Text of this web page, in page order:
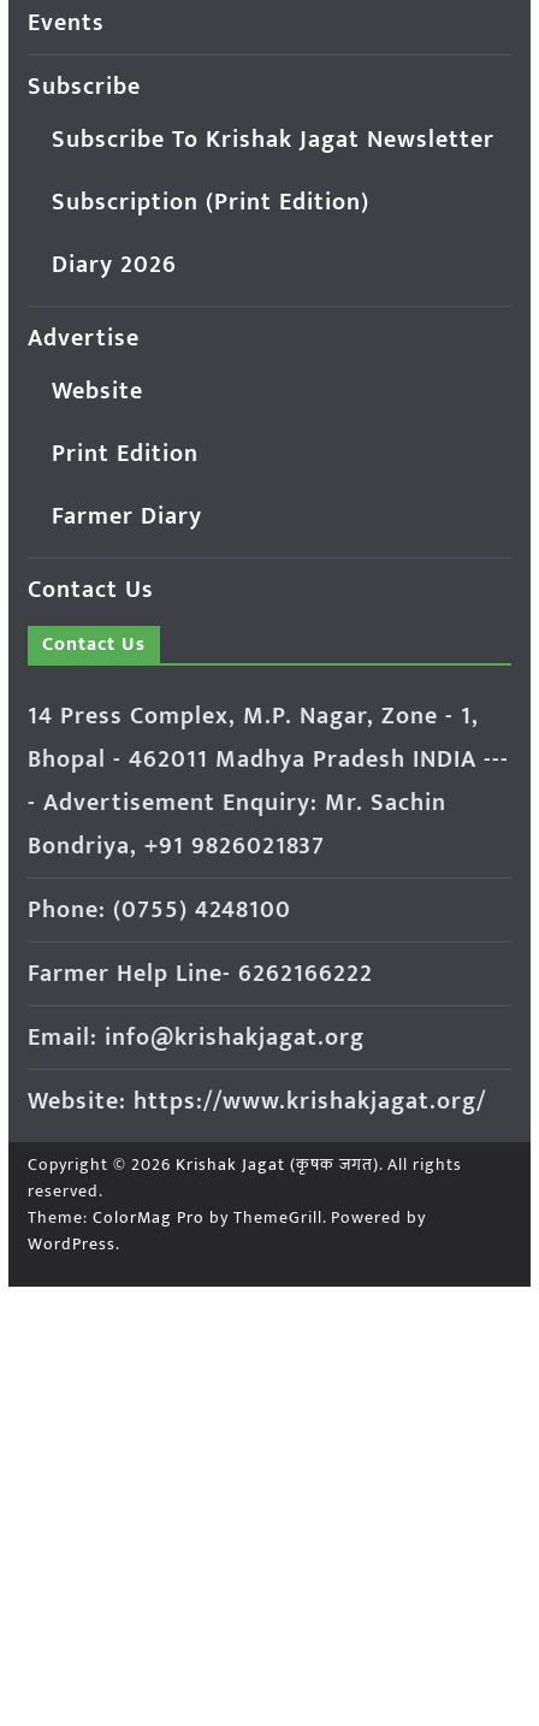
Events
Subscribe
Subscribe To Krishak Jagat Newsletter
Subscription (Print Edition)
Diary 2026
Advertise
Website
Print Edition
Farmer Diary
Contact Us
Contact Us
14 Press Complex, M.P. Nagar, Zone - 1,
Bhopal - 462011 Madhya Pradesh INDIA ---
- Advertisement Enquiry: Mr. Sachin
Bondriya, +91 9826021837
Phone: (0755) 4248100
Farmer Help Line- 6262166222
Email: info@krishakjagat.org
Website: https://www.krishakjagat.org/
Copyright © 2026 Krishak Jagat (कृषक जगत). All rights
reserved.
Theme: ColorMag Pro by ThemeGrill. Powered by
WordPress.